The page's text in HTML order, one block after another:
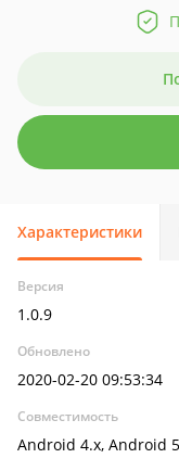
Характеристики
Версия
1.0.9
Обновлено
2020-02-20 09:53:34
Совместимость
Android 4.x, Android